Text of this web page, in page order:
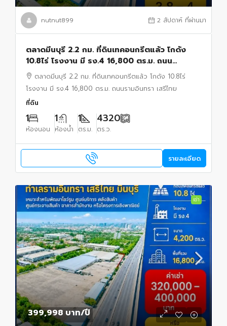
nutnut899 2 สัปดาห์ ที่ผ่านมา
ตลาดมีนบุรี 2.2 กม. ที่ดินเทคอนกรีตแล้ว โกดัง
10.8ไร่ โรงงาน มี รง.4 16,800 ตร.ม. ถนน
รามอินทรา เสรีไทย
ตลาดมีนบุรี 2.2 กม. ที่ดินเทคอนกรีตแล้ว โกดัง 10.8ไร่
โรงงาน มี รง.4 16,800 ตร.ม. ถนนรามอินทรา เสรีไทย
ที่ดิน
1
ห้องนอน
1
ห้องน้ำ
1
ตร.ม.
4320
ตร.ว.
รายละเอียด
เช่า
399,998 บาท/ปี